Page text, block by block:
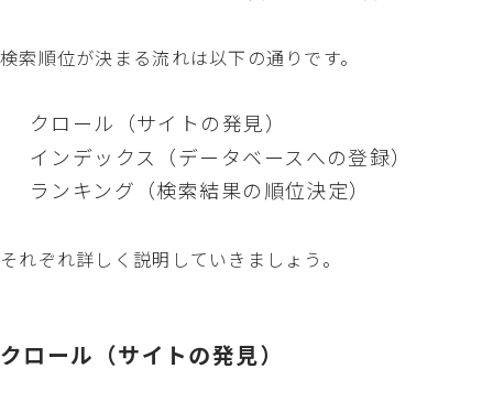
検索順位が決まる流れは以下の通りです。
クロール（サイトの発見）
インデックス（データベースへの登録）
ランキング（検索結果の順位決定）
それぞれ詳しく説明していきましょう。
クロール（サイトの発見）